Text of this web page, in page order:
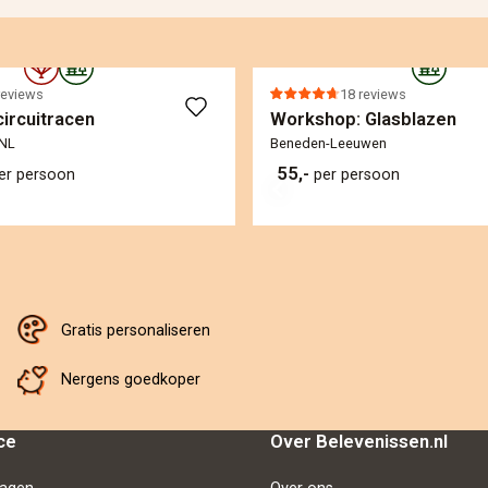
persoon
18 reviews
Workshop: Glasblazen
Beneden-Leeuwen
55,- per persoon
Gratis personaliseren
Nergens goedkoper
Over Belevenissen.nl